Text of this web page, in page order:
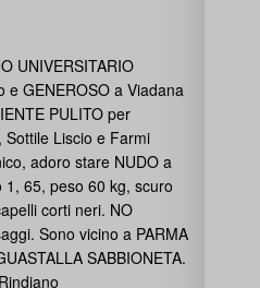
UNIVERSITARIO
e GENEROSO a Viadana
PULITO per
Sottile Liscio e Farmi
adoro stare NUDO a
65, peso 60 kg, scuro
corti neri. NO
Sono vicino a PARMA
SABBIONETA.